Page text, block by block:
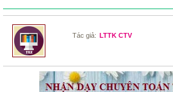
Tác giả: LTTK CTV